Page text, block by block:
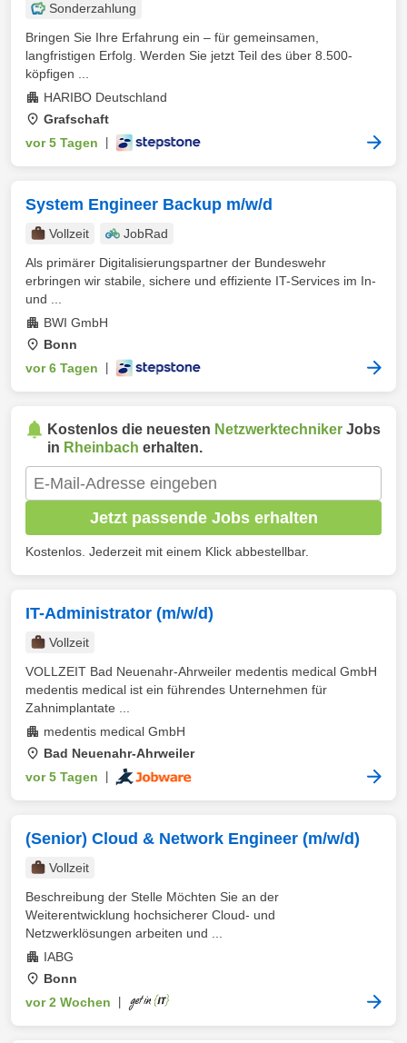
Sonderzahlung
Bringen Sie Ihre Erfahrung ein – für gemeinsamen,
langfristigen Erfolg. Werden Sie jetzt Teil des über 8.500-
köpfigen ...
HARIBO Deutschland
Grafschaft
vor 5 Tagen
System Engineer Backup m/w/d
Vollzeit
JobRad
Als primärer Digitalisierungspartner der Bundeswehr
erbringen wir stabile, sichere und effiziente IT-Services im In-
und ...
BWI GmbH
Bonn
vor 6 Tagen
Kostenlos die neuesten Netzwerktechniker Jobs
in Rheinbach erhalten.
Jetzt passende Jobs erhalten
Kostenlos. Jederzeit mit einem Klick abbestellbar.
IT-Administrator (m/w/d)
Vollzeit
VOLLZEIT Bad Neuenahr-Ahrweiler medentis medical GmbH
medentis medical ist ein führendes Unternehmen für
Zahnimplantate ...
medentis medical GmbH
Bad Neuenahr-Ahrweiler
vor 5 Tagen
(Senior) Cloud & Network Engineer (m/w/d)
Vollzeit
Beschreibung der Stelle Möchten Sie an der
Weiterentwicklung hochsicherer Cloud- und
Netzwerklösungen arbeiten und ...
IABG
Bonn
vor 2 Wochen